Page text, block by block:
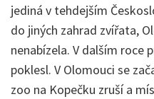
jediná v tehdejším
do jiných zahrad zvířata,
nenabízela. V dalším roce
poklesl. V Olomouci se
zoo na Kopečku zruší a